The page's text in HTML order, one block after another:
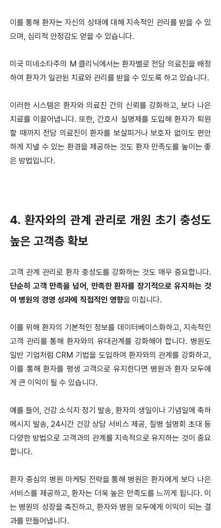
이를 통해 환자는 자신의 상태에 대해 지속적인 관리를 받을 수 있
으며, 심리적 안정감도 얻을 수 있습니다.
미국 미네소타주의 M 클리닉에서는 환자별로 전담 의료진을 배정
하여 환자가 일관된 치료와 관리를 받을 수 있도록 하고 있습니다.
이러한 시스템은 환자와 의료진 간의 신뢰를 강화하고, 보다 나은
치료를 이끌어냅니다. 또한, 간호사 실명제를 도입해 환자가 퇴원
할 때까지 전담 의료진이 환자를 보살피거나 보호자 없이도 편안
하게 지낼 수 있는 환경을 제공하는 것도 환자 만족도를 높이는 좋
은 방법입니다.
4. 환자와의 관계 관리로 개원 초기 충성도
높은 고객층 확보
고객 관계 관리로 환자 충성도를 강화하는 것도 매우 중요합니다.
단순히 고객 만족을 넘어, 만족한 환자를 장기적으로 유지하는 것
이 병원의 경영 성과에 직접적인 영향을 미칩니다.
이를 위해 환자의 기본적인 정보를 데이터베이스화하고, 지속적인
고객 관리를 통해 환자와의 유대관계를 강화해야 합니다. 병원도
일반 기업처럼 CRM 기법을 도입하여 환자와의 관계를 강화하고,
이를 통해 환자를 평생 고객으로 유지한다면 병원과 환자 모두에
게 큰 이익이 될 수 있습니다.
예를 들어, 건강 소식지 정기 발송, 환자의 생일이나 기념일에 축하
메시지 발송, 24시간 건강 상담 서비스 제공, 질병 설명회 초대 등
다양한 방법으로 고객과의 관계를 지속적으로 유지하는 것이 중요
합니다.
환자 중심의 병원 마케팅 전략을 통해 병원은 환자에게 보다 나은
서비스를 제공하고, 환자는 더욱 높은 만족도를 느끼게 됩니다. 이
는 병원의 성장을 촉진하고, 환자와 병원 모두에게 이익이 되는 결
과를 만들어냅니다.